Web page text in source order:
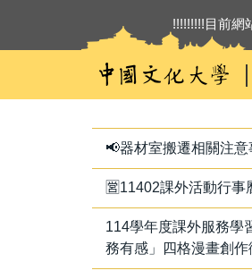
內
!!!!!!!!!目前網
📢器材室搬遷相關注意
🈺11402課外活動行事
114學年度課外服務學
務有感」四格漫畫創作